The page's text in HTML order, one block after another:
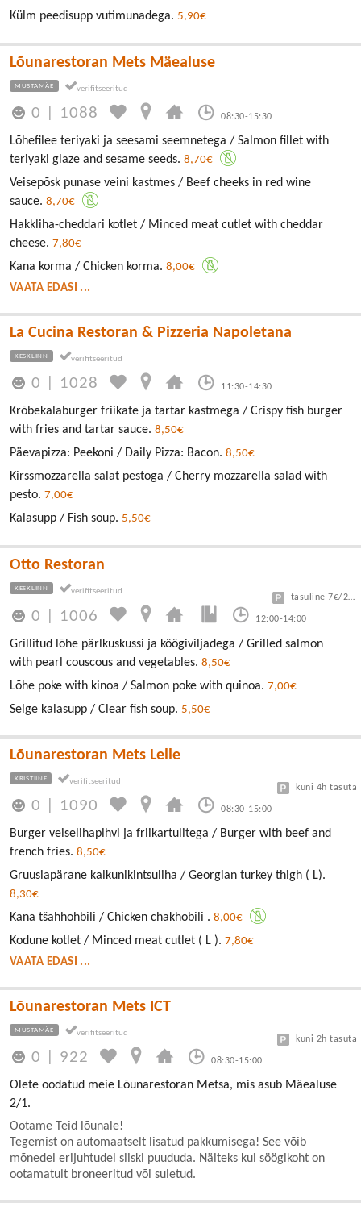
Külm peedisupp vutimunadega. 5,90€
Lõunarestoran Mets Mäealuse
MUSTAMÄE
0 1088 08:30-15:30
Lõhefilee teriyaki ja seesami seemnetega / Salmon fillet with
teriyaki glaze and sesame seeds. 8,70€
Veisepõsk punase veini kastmes / Beef cheeks in red wine
sauce. 8,70€
Hakkliha-cheddari kotlet / Minced meat cutlet with cheddar
cheese. 7,80€
Kana korma / Chicken korma. 8,00€
VAATA EDASI ...
La Cucina Restoran & Pizzeria Napoletana
KESKLINN
0 1028 11:30-14:30
Krõbekalaburger friikate ja tartar kastmega / Crispy fish burger
with fries and tartar sauce. 8,50€
Päevapizza: Peekoni / Daily Pizza: Bacon. 8,50€
Kirssmozzarella salat pestoga / Cherry mozzarella salad with
pesto. 7,00€
Kalasupp / Fish soup. 5,50€
Otto Restoran
KESKLINN
0 1006 12:00-14:00
tasuline 7€/24h
Grillitud lõhe pärlkuskussi ja köögiviljadega / Grilled salmon
with pearl couscous and vegetables. 8,50€
Lõhe poke with kinoa / Salmon poke with quinoa. 7,00€
Selge kalasupp / Clear fish soup. 5,50€
Lõunarestoran Mets Lelle
KRISTIINE
0 1090 08:30-15:00
kuni 4h tasuta
Burger veiselihapihvi ja friikartulitega / Burger with beef and
french fries. 8,50€
Gruusiapärane kalkunikintsuliha / Georgian turkey thigh ( L).
8,30€
Kana tšahhohbili / Chicken chakhobili . 8,00€
Kodune kotlet / Minced meat cutlet ( L ). 7,80€
VAATA EDASI ...
Lõunarestoran Mets ICT
MUSTAMÄE
0 922 08:30-15:00
kuni 2h tasuta
Olete oodatud meie Lõunarestoran Metsa, mis asub Mäealuse
2/1.
Ootame Teid lõunale!
Tegemist on automaatselt lisatud pakkumisega! See võib
mõnedel erijuhtudel siiski puududa. Näiteks kui söögikoht on
ootamatult broneeritud või suletud.